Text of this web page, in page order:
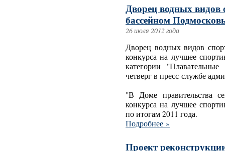
Дворец водных видов
бассейном
26 июля 2012 года
Дворец водных видов
конкурса на лучшее
категории
четверг в пресс-службе
"В Доме правительства
конкурса на лучшее
по итогам 2011 года.
Подробнее »
Проект